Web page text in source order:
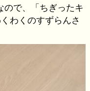
ので、「ちぎったキ
わくのすずらんさ